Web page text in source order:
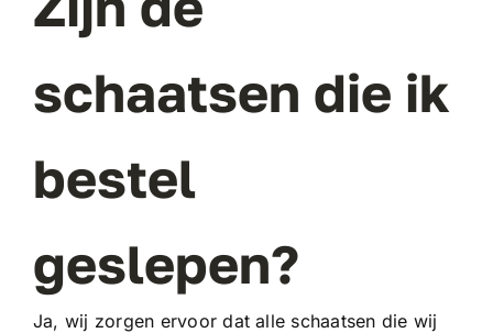
Bescherming
Accessoires
schaatsen die ik
bestel
geslepen?
Ja, wij zorgen ervoor dat alle schaatsen die wij